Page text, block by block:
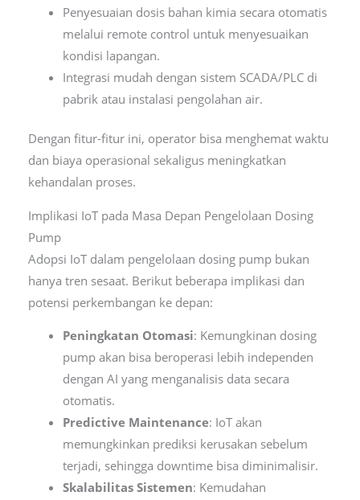
Penyesuaian dosis bahan kimia secara otomatis
melalui remote control untuk menyesuaikan
kondisi lapangan.
Integrasi mudah dengan sistem SCADA/PLC di
pabrik atau instalasi pengolahan air.
Dengan fitur-fitur ini, operator bisa menghemat waktu
dan biaya operasional sekaligus meningkatkan
kehandalan proses.
Implikasi IoT pada Masa Depan Pengelolaan Dosing
Pump
Adopsi IoT dalam pengelolaan dosing pump bukan
hanya tren sesaat. Berikut beberapa implikasi dan
potensi perkembangan ke depan:
Peningkatan Otomasi: Kemungkinan dosing
pump akan bisa beroperasi lebih independen
dengan AI yang menganalisis data secara
otomatis.
Predictive Maintenance: IoT akan
memungkinkan prediksi kerusakan sebelum
terjadi, sehingga downtime bisa diminimalisir.
Skalabilitas Sistemen: Kemudahan